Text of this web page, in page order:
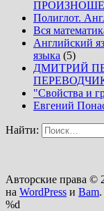
Полиглот.
Вся
Английский
языка (5)
ДМИТРИЙ
"Свойства и
Евгений
Найти:
Авторские права ©
на WordPress и Bam.
%d